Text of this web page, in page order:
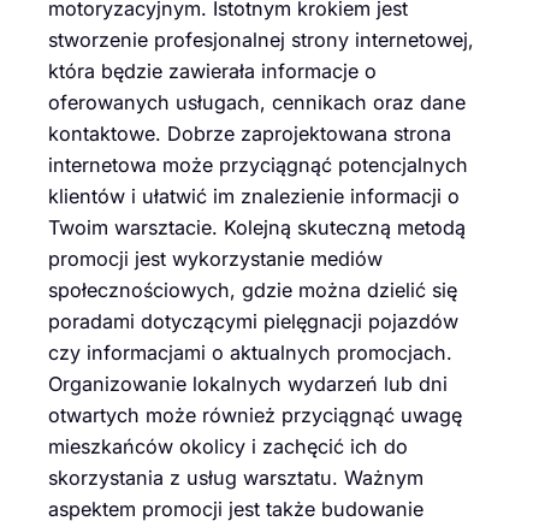
motoryzacyjnym. Istotnym krokiem jest
stworzenie profesjonalnej strony internetowej,
która będzie zawierała informacje o
oferowanych usługach, cennikach oraz dane
kontaktowe. Dobrze zaprojektowana strona
internetowa może przyciągnąć potencjalnych
klientów i ułatwić im znalezienie informacji o
Twoim warsztacie. Kolejną skuteczną metodą
promocji jest wykorzystanie mediów
społecznościowych, gdzie można dzielić się
poradami dotyczącymi pielęgnacji pojazdów
czy informacjami o aktualnych promocjach.
Organizowanie lokalnych wydarzeń lub dni
otwartych może również przyciągnąć uwagę
mieszkańców okolicy i zachęcić ich do
skorzystania z usług warsztatu. Ważnym
aspektem promocji jest także budowanie